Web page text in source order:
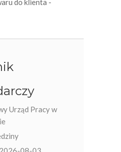
do klienta -
Urząd Pracy w